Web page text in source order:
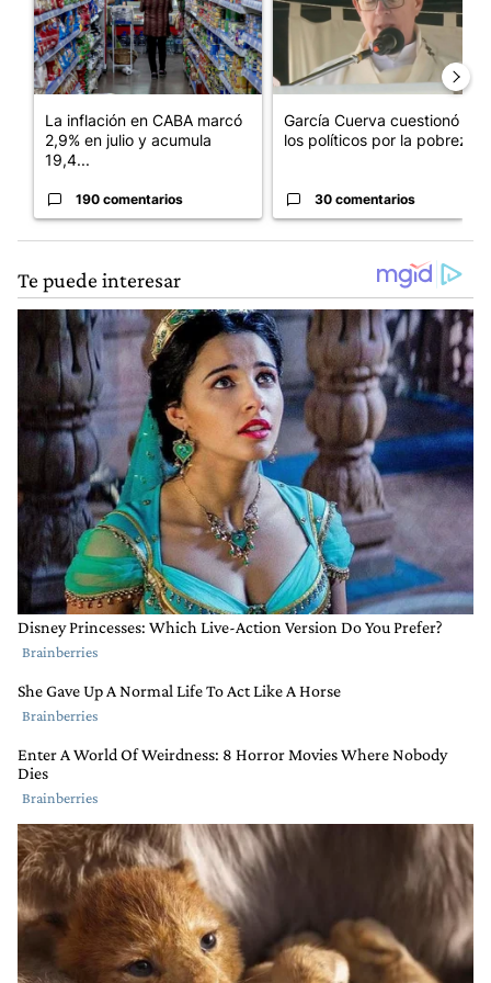
La inflación en CABA marcó
2,9% en julio y acumula
19,4...
190 comentarios
García Cuerva cuestionó a
los políticos por la pobreza
30 comentarios